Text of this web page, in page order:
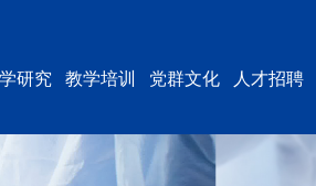
研究 教学培训 党群文化 人才招聘